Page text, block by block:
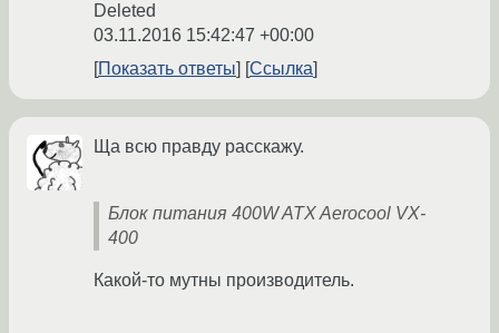
Deleted
03.11.2016 15:42:47 +00:00
Показать ответы
Ссылка
Ща всю правду расскажу.
Блок питания 400W ATX Aerocool VX-
400
Какой-то мутны производитель.